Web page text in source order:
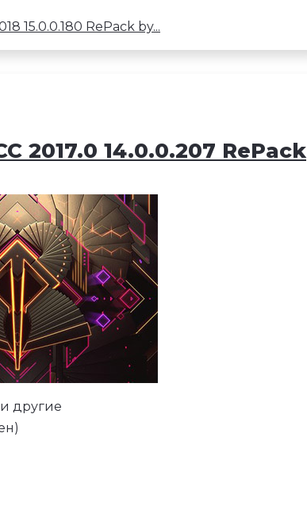
15.0.0.180 RePack by...
2017.0 14.0.0.207 RePack
другие